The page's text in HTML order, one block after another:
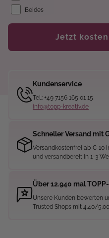
Beides
Jetzt
Kundenservice
Tel.: +49 7156 165 01 15
info@topp-kreativ.de
Schneller Versand mit
Versandkostenfrei ab € 10
und versandbereit in 1-3
Über 12.940 mal
Unsere Kunden bewerten
Trusted Shops mit 4.40/